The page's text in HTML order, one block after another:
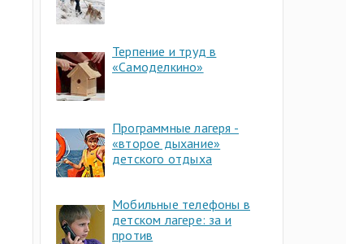
Терпение и труд в
«Самоделкино»
Программные лагеря -
«второе дыхание»
детского отдыха
Мобильные телефоны в
детском лагере: за и
против